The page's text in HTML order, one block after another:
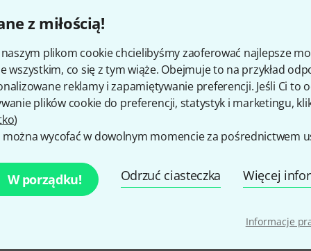
z miłością!
naszym plikom cookie chcielibyśmy zaoferować najlepsze
wszystkim, co się z tym wiąże. Obejmuje to na przykład
reklamy i zapamiętywanie preferencji. Jeśli Ci to
plików cookie do preferencji, statystyk i marketingu,
)
można wycofać w dowolnym momencie za pośrednictwem
W porządku! Odrzuć ciasteczka Więcej
Informacje
21Oceny klientów
4.1/ 5